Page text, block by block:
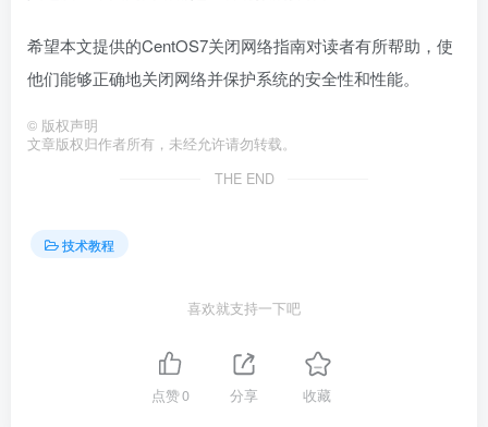
希望本文提供的CentOS7关闭网络指南对读者有所帮助，使
他们能够正确地关闭网络并保护系统的安全性和性能。
© 版权声明
文章版权归作者所有，未经允许请勿转载。
THE END
技术教程
喜欢就支持一下吧
点赞0 分享 收藏